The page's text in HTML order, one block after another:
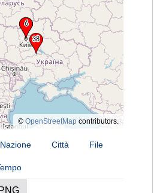
© OpenStreetMap contributors.
Nazione Città File